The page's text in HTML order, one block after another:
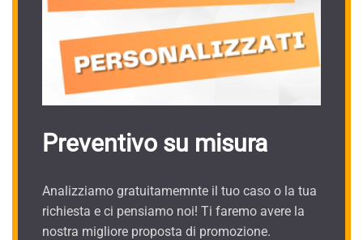
Preventivo su misura
Analizziamo gratuitamemnte il tuo caso o la tua
richiesta e ci pensiamo noi! Ti faremo avere la
nostra migliore proposta di promozione.